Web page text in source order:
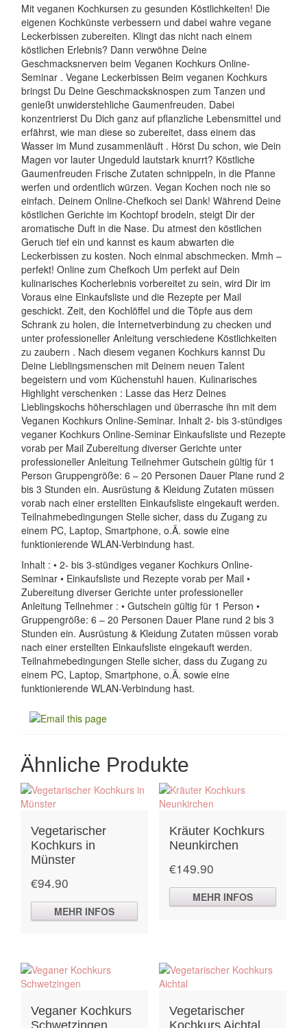
Mit veganen Kochkursen zu gesunden Köstlichkeiten! Die
eigenen Kochkünste verbessern und dabei wahre vegane
Leckerbissen zubereiten. Klingt das nicht nach einem
köstlichen Erlebnis? Dann verwöhne Deine
Geschmacksnerven beim Veganen Kochkurs Online-
Seminar . Vegane Leckerbissen Beim veganen Kochkurs
bringst Du Deine Geschmacksknospen zum Tanzen und
genießt unwiderstehliche Gaumenfreuden. Dabei
konzentrierst Du Dich ganz auf pflanzliche Lebensmittel und
erfährst, wie man diese so zubereitet, dass einem das
Wasser im Mund zusammenläuft . Hörst Du schon, wie Dein
Magen vor lauter Ungeduld lautstark knurrt? Köstliche
Gaumenfreuden Frische Zutaten schnippeln, in die Pfanne
werfen und ordentlich würzen. Vegan Kochen noch nie so
einfach. Deinem Online-Chefkoch sei Dank! Während Deine
köstlichen Gerichte im Kochtopf brodeln, steigt Dir der
aromatische Duft in die Nase. Du atmest den köstlichen
Geruch tief ein und kannst es kaum abwarten die
Leckerbissen zu kosten. Noch einmal abschmecken. Mmh –
perfekt! Online zum Chefkoch Um perfekt auf Dein
kulinarisches Kocherlebnis vorbereitet zu sein, wird Dir im
Voraus eine Einkaufsliste und die Rezepte per Mail
geschickt. Zeit, den Kochlöffel und die Töpfe aus dem
Schrank zu holen, die Internetverbindung zu checken und
unter professioneller Anleitung verschiedene Köstlichkeiten
zu zaubern . Nach diesem veganen Kochkurs kannst Du
Deine Lieblingsmenschen mit Deinem neuen Talent
begeistern und vom Küchenstuhl hauen. Kulinarisches
Highlight verschenken : Lasse das Herz Deines
Lieblingskochs höherschlagen und überrasche ihn mit dem
Veganen Kochkurs Online-Seminar. Inhalt 2- bis 3-stündiges
veganer Kochkurs Online-Seminar Einkaufsliste und Rezepte
vorab per Mail Zubereitung diverser Gerichte unter
professioneller Anleitung Teilnehmer Gutschein gültig für 1
Person Gruppengröße: 6 – 20 Personen Dauer Plane rund 2
bis 3 Stunden ein. Ausrüstung & Kleidung Zutaten müssen
vorab nach einer erstellten Einkaufsliste eingekauft werden.
Teilnahmebedingungen Stelle sicher, dass du Zugang zu
einem PC, Laptop, Smartphone, o.Ä. sowie eine
funktionierende WLAN-Verbindung hast.
Inhalt : • 2- bis 3-stündiges veganer Kochkurs Online-
Seminar • Einkaufsliste und Rezepte vorab per Mail •
Zubereitung diverser Gerichte unter professioneller
Anleitung Teilnehmer : • Gutschein gültig für 1 Person •
Gruppengröße: 6 – 20 Personen Dauer Plane rund 2 bis 3
Stunden ein. Ausrüstung & Kleidung Zutaten müssen vorab
nach einer erstellten Einkaufsliste eingekauft werden.
Teilnahmebedingungen Stelle sicher, dass du Zugang zu
einem PC, Laptop, Smartphone, o.Ä. sowie eine
funktionierende WLAN-Verbindung hast.
Ähnliche Produkte
Vegetarischer
Kochkurs in
Münster
€94.90
MEHR INFOS
Kräuter Kochkurs
Neunkirchen
€149.90
MEHR INFOS
Veganer Kochkurs
Schwetzingen
Vegetarischer
Kochkurs Aichtal